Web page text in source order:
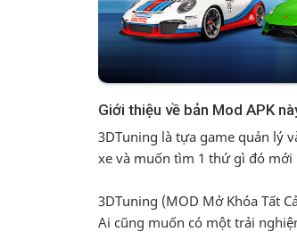
3DTuning là tựa game quản lý
xe và muốn tìm 1 thứ gì đó mới
3DTuning (MOD Mở Khóa Tất
Ai cũng muốn có một trải